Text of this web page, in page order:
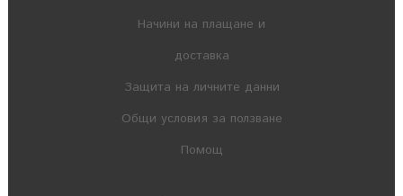
Начини на плащане и
доставка
Защита на личните данни
Общи условия за ползване
Помощ